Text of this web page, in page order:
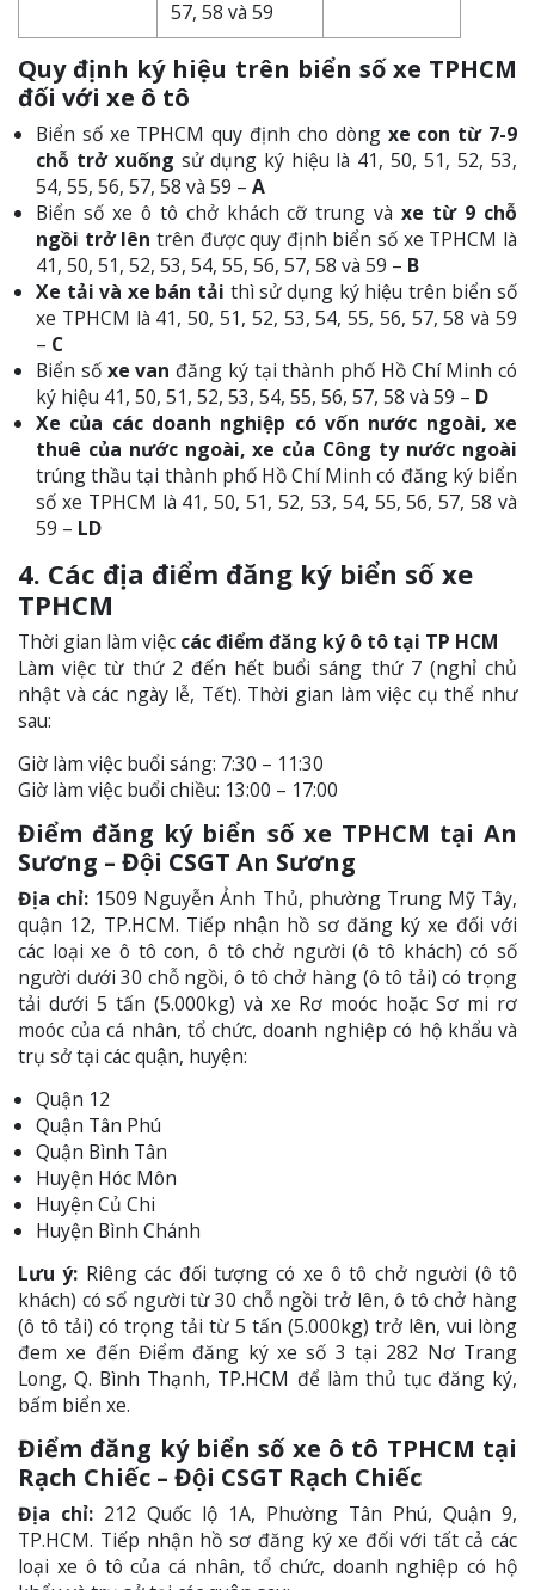
57, 58 và 59
Quy định ký hiệu trên biển số xe TPHCM
đối với xe ô tô
Biển số xe TPHCM quy định cho dòng xe con từ 7-9
chỗ trở xuống sử dụng ký hiệu là 41, 50, 51, 52, 53,
54, 55, 56, 57, 58 và 59 – A
Biển số xe ô tô chở khách cỡ trung vàxe từ 9 chỗ
ngồi trở lên trên được quy định biển số xe TPHCM là
41, 50, 51, 52, 53, 54, 55, 56, 57, 58 và 59 – B
Xe tải và xe bán tải thì sử dụng ký hiệu trên biển số
xe TPHCM là 41, 50, 51, 52, 53, 54, 55, 56, 57, 58 và 59
– C
Biển sốxe van đăng ký tại thành phố Hồ Chí Minh có
ký hiệu 41, 50, 51, 52, 53, 54, 55, 56, 57, 58 và 59 – D
Xe của các doanh nghiệp có vốn nước ngoài, xe
thuê của nước ngoài, xe của Công ty nước ngoài
trúng thầu tại thành phố Hồ Chí Minh có đăng ký biển
số xe TPHCM là 41, 50, 51, 52, 53, 54, 55, 56, 57, 58 và
59 – LD
4. Các địa điểm đăng ký biển số xe
TPHCM
Thời gian làm việc các điểm đăng ký ô tô tại TP HCM
Làm việc từ thứ 2 đến hết buổi sáng thứ 7 (nghỉ chủ
nhật và các ngày lễ, Tết). Thời gian làm việc cụ thể như
sau:
Giờ làm việc buổi sáng: 7:30 – 11:30
Giờ làm việc buổi chiều: 13:00 – 17:00
Điểm đăng ký biển số xe TPHCM tại An
Sương – Đội CSGT An Sương
Địa chỉ: 1509 Nguyễn Ảnh Thủ, phường Trung Mỹ Tây,
quận 12, TP.HCM. Tiếp nhận hồ sơ đăng ký xe đối với
các loại xe ô tô con, ô tô chở người (ô tô khách) có số
người dưới 30 chỗ ngồi, ô tô chở hàng (ô tô tải) có trọng
tải dưới 5 tấn (5.000kg) và xe Rơ moóc hoặc Sơ mi rơ
moóc của cá nhân, tổ chức, doanh nghiệp có hộ khẩu và
trụ sở tại các quận, huyện:
Quận 12
Quận Tân Phú
Quận Bình Tân
Huyện Hóc Môn
Huyện Củ Chi
Huyện Bình Chánh
Lưu ý: Riêng các đối tượng có xe ô tô chở người (ô tô
khách) có số người từ 30 chỗ ngồi trở lên, ô tô chở hàng
(ô tô tải) có trọng tải từ 5 tấn (5.000kg) trở lên, vui lòng
đem xe đến Điểm đăng ký xe số 3 tại 282 Nơ Trang
Long, Q. Bình Thạnh, TP.HCM để làm thủ tục đăng ký,
bấm biển xe.
Điểm đăng ký biển số xe ô tô TPHCM tại
Rạch Chiếc – Đội CSGT Rạch Chiếc
Địa chỉ: 212 Quốc lộ 1A, Phường Tân Phú, Quận 9,
TP.HCM. Tiếp nhận hồ sơ đăng ký xe đối với tất cả các
loại xe ô tô của cá nhân, tổ chức, doanh nghiệp có hộ